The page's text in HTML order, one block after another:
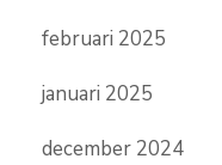
februari 2025
januari 2025
december 2024